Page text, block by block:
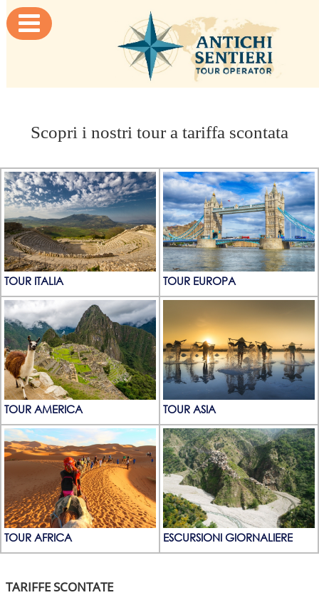

Scopri i nostri tour a tariffa scontata
TOUR ITALIA TOUR EUROPA
TOUR AMERICA TOUR ASIA
TOUR AFRICA ESCURSIONI GIORNALIERE
TARIFFE SCONTATE